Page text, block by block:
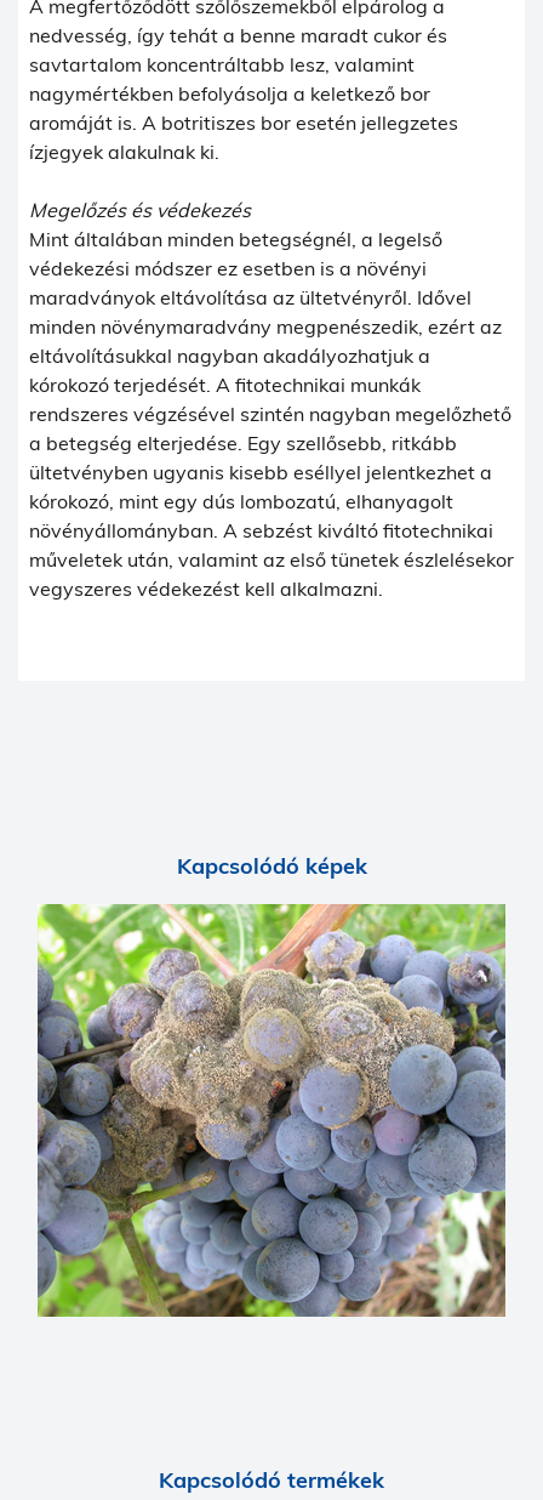
A megfertőződött szőlőszemekből elpárolog a
nedvesség, így tehát a benne maradt cukor és
savtartalom koncentráltabb lesz, valamint
nagymértékben befolyásolja a keletkező bor
aromáját is. A botritiszes bor esetén jellegzetes
ízjegyek alakulnak ki.
Megelőzés és védekezés
Mint általában minden betegségnél, a legelső
védekezési módszer ez esetben is a növényi
maradványok eltávolítása az ültetvényről. Idővel
minden növénymaradvány megpenészedik, ezért az
eltávolításukkal nagyban akadályozhatjuk a
kórokozó terjedését. A fitotechnikai munkák
rendszeres végzésével szintén nagyban megelőzhető
a betegség elterjedése. Egy szellősebb, ritkább
ültetvényben ugyanis kisebb eséllyel jelentkezhet a
kórokozó, mint egy dús lombozatú, elhanyagolt
növényállományban. A sebzést kiváltó fitotechnikai
műveletek után, valamint az első tünetek észlelésekor
vegyszeres védekezést kell alkalmazni.
Kapcsolódó képek
Kapcsolódó termékek